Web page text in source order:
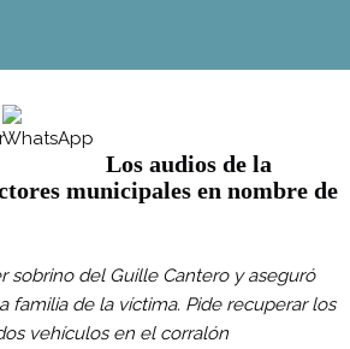
Los audios de la
municipales en nombre de
sobrino del Guille Cantero y aseguró
familia de la víctima. Pide recuperar los
vehículos en el corralón